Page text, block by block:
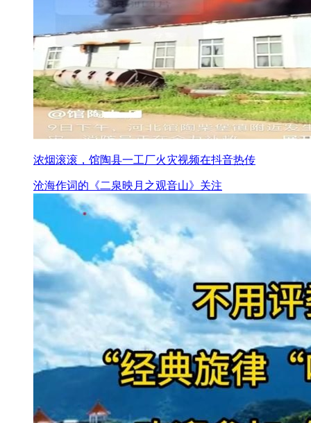
浓烟滚滚，馆陶县一工厂火灾视频在抖音热传
沧海作词的《二泉映月之观音山》关注